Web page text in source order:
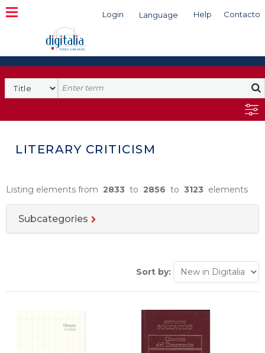
Login Language Help Contacto
Search
LITERARY CRITICISM
Listing elements from 2833 to 2856 to 3123 elements
Subcategories
Sort by: